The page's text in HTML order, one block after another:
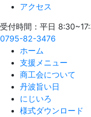
アクセス
受付時間：平日
0795-82-3476
ホーム
支援メニュー
商工会について
丹波旨い日
にじいろ
様式ダウンロード